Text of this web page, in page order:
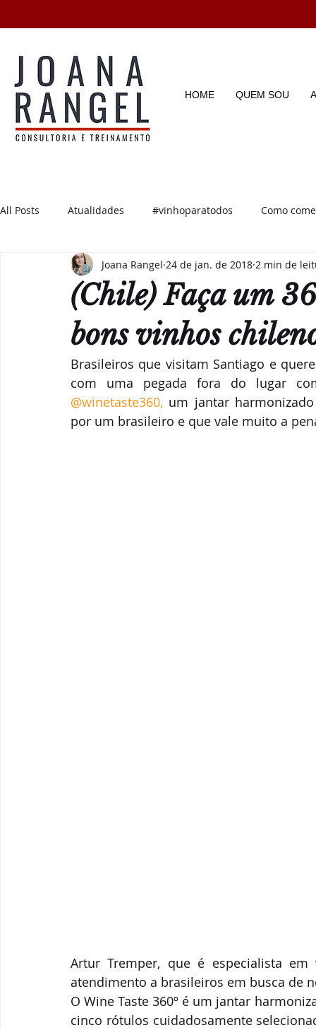
HOME QUEM SOU
All Posts Atualidades #vinhoparatodos Como
Degustações Enotícias Enoturismo Dicas e
Parcerias & Business Oi! Notas de "Bebelier"
Recomendações
(Chile) Faça um
bons vinhos
Joana Rangel 24 de jan. de 2018 2 min de
Brasileiros que visitam Santiago e
@winetaste360, um jantar
por um brasileiro e que vale muito a
Artur Tremper, que é especialista
atendimento a brasileiros em busca de
O Wine Taste 360º é um jantar
cinco rótulos cuidadosamente